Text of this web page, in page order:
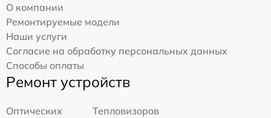
О компании
Ремонтируемые модели
Наши услуги
Согласие на обработку персональных данных
Способы оплаты
Ремонт устройств
Оптических
Тепловизоров